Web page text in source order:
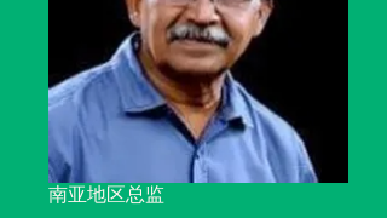
南亚地区总监